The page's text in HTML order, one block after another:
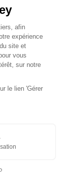
afin
expérience
site et
vous
sur notre
le lien 'Gérer